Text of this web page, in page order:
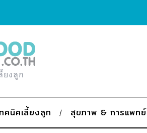
ยงลูก
คนิคเลี้ยงลูก สุขภาพ & การแพทย์